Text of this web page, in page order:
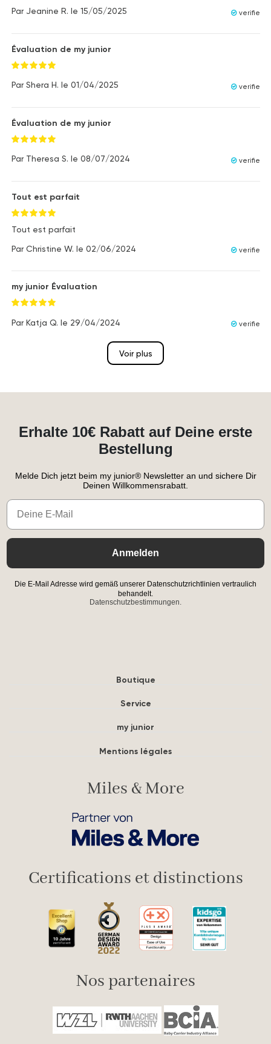
Par Jeanine R. le 15/05/2025 verifie
Évaluation de my junior
ParShera H. le 01/04/2025 verifie
Évaluation de my junior
Par Theresa S. le 08/07/2024 verifie
Tout est parfait
Tout est parfait
ParChristine W. le 02/06/2024 verifie
my junior Évaluation
ParKatja Q. le 29/04/2024 verifie
Voir plus
Erhalte 10€ Rabatt auf Deine erste
Bestellung
Melde Dich jetzt beim my junior® Newsletter an und sichere Dir
Deinen Willkommensrabatt.
Email
Anmelden
Die E-Mail Adresse wird gemäß unserer Datenschutzrichtlinien vertraulich
behandelt.
Datenschutzbestimmungen.
Boutique
Service
my junior
Mentions légales
Miles & More
Certifications et distinctions
Nos partenaires